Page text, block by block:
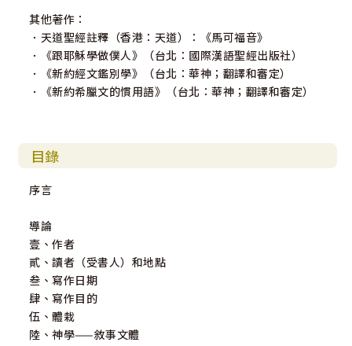
其他著作：
．天道聖經註釋（香港：天道）：《馬可福音》
．《跟耶穌學做僕人》（台北：國際漢語聖經出版社）
．《新約經文鑑別學》（台北：華神；翻譯和審定）
．《新約希臘文的慣用語》（台北：華神；翻譯和審定）
目錄
序言
導論
壹、作者
貳、讀者（受書人）和地點
叁、寫作日期
肆、寫作目的
伍、體栽
陸、神學——敘事文體